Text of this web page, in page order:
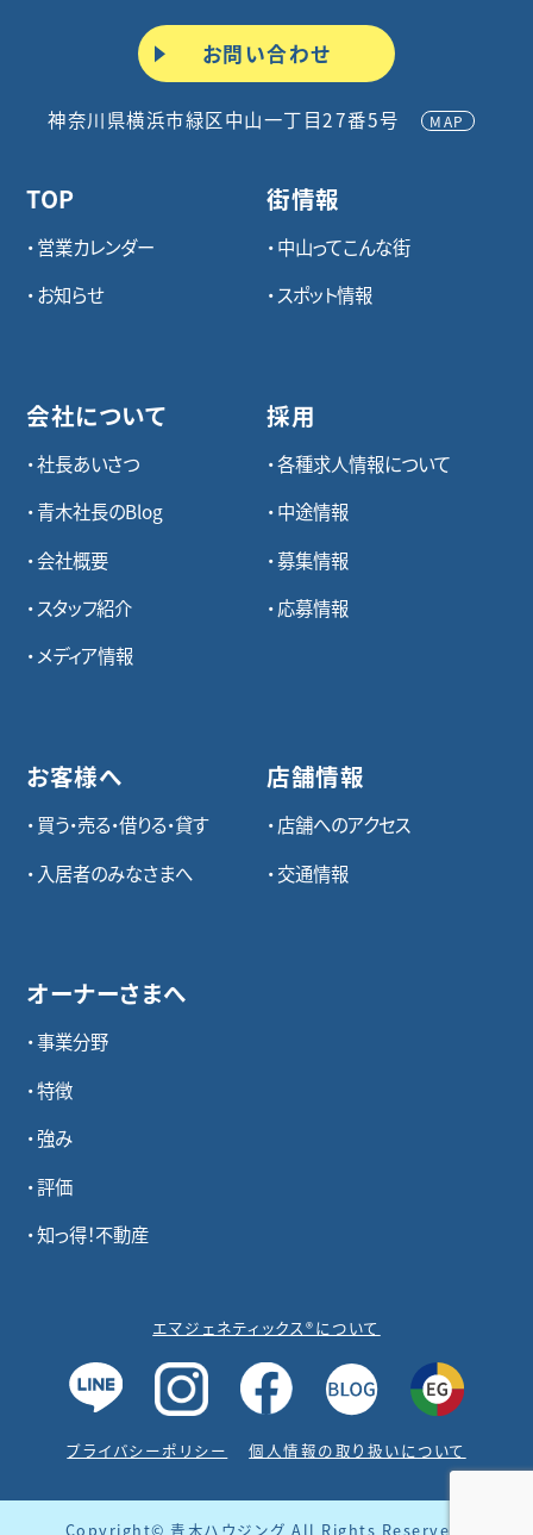
お問い合わせ
神奈川県横浜市緑区中山一丁目27番5号 MAP
TOP
営業カレンダー
お知らせ
会社について
社長あいさつ
青木社長のBlog
会社概要
スタッフ紹介
メディア情報
お客様へ
買う・売る・借りる・貸す
入居者のみなさまへ
オーナーさまへ
事業分野
特徴
強み
評価
知っ得！不動産
街情報
中山ってこんな街
スポット情報
採用
各種求⼈情報について
中途情報
募集情報
応募情報
店舗情報
店舗へのアクセス
交通情報
エマジェネティックス®について
プライバシーポリシー 個人情報の取り扱いについて
Copyright© 青木ハウジング All Rights Reserved.